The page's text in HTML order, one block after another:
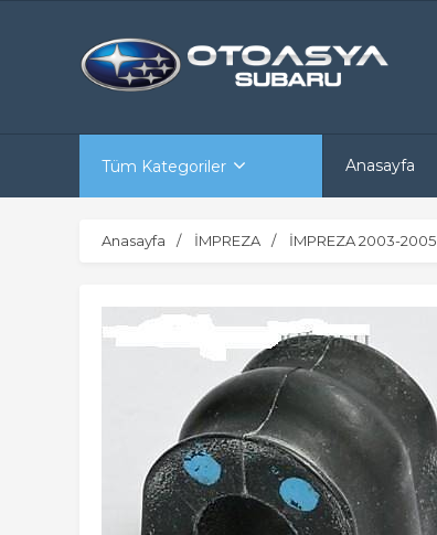
Tüm Kategoriler Anasayfa
Anasayfa İMPREZA İMPREZA 2003-2005